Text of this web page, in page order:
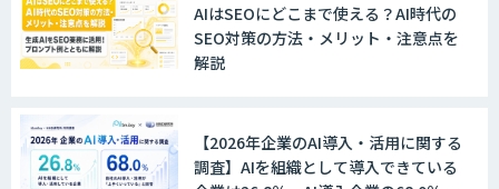
AI駆動開発エキスパート 育成プログラム
DX推進のパートナーに「ジンベイ 生成
AI・DXコンサルティング」
AIはSEOにどこまで使える？AI時代の
SEO対策の方法・メリット・注意点を
解説
【2026年企業のAI導入・活用に関する
調査】AIを組織として導入できている